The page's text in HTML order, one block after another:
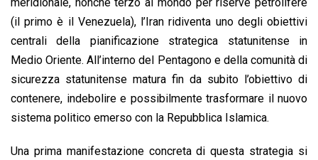
(il primo è il Venezuela), l’Iran ridiventa uno degli obiettivi
centrali della pianificazione strategica statunitense in
Medio Oriente. All’interno del Pentagono e della comunità di
sicurezza statunitense matura fin da subito l’obiettivo di
contenere, indebolire e possibilmente trasformare il nuovo
sistema politico emerso con la Repubblica Islamica.
Una prima manifestazione concreta di questa strategia si